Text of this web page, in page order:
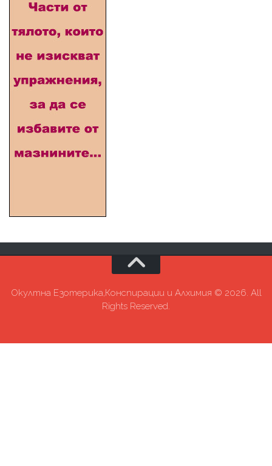
Окултна Езотерика,Конспирации и Алхимия © 2026. All
Rights Reserved.